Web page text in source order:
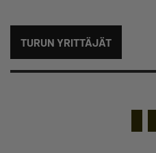
TURUN YRITTÄJÄT